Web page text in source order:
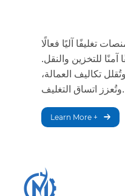
تغليفًا آليًا فعالًا
للتخزين والنقل.
تكاليف العمالة،
وتُعزز اتساق التغليف.
Learn More +